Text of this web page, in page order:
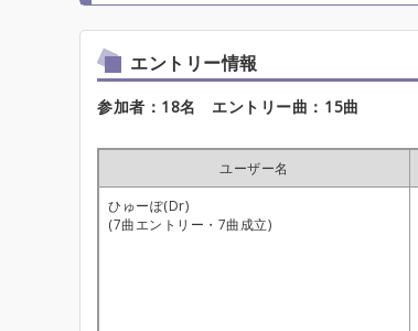
エントリー情報
参加者：18名 エントリー曲：15曲
ユーザー名
ひゅーぽ(Dr)
(7曲エントリー・7曲成立)